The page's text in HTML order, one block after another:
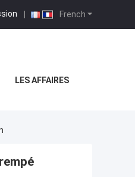
French
|
LES AFFAIRES